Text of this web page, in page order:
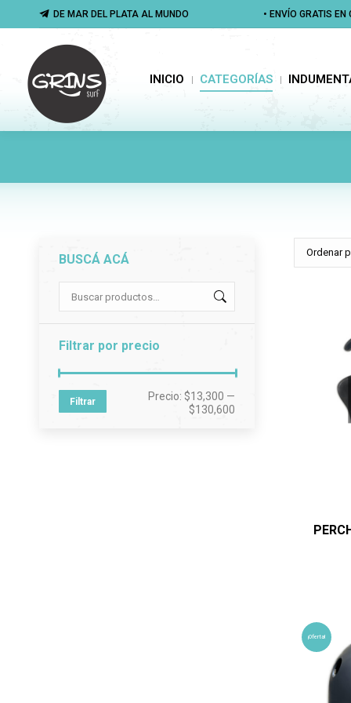
DE MAR DEL PLATA AL MUNDO • ENVÍO GRATIS
INICIO CATEGORÍAS
¡Oferta!
BUSCÁ ACÁ
Filtrar por precio
Filtrar Precio: $13,300 —
$130,600
DE MAR DEL PLATA AL MUNDO • ENVÍO GRATIS
INICIO CATEGORÍAS